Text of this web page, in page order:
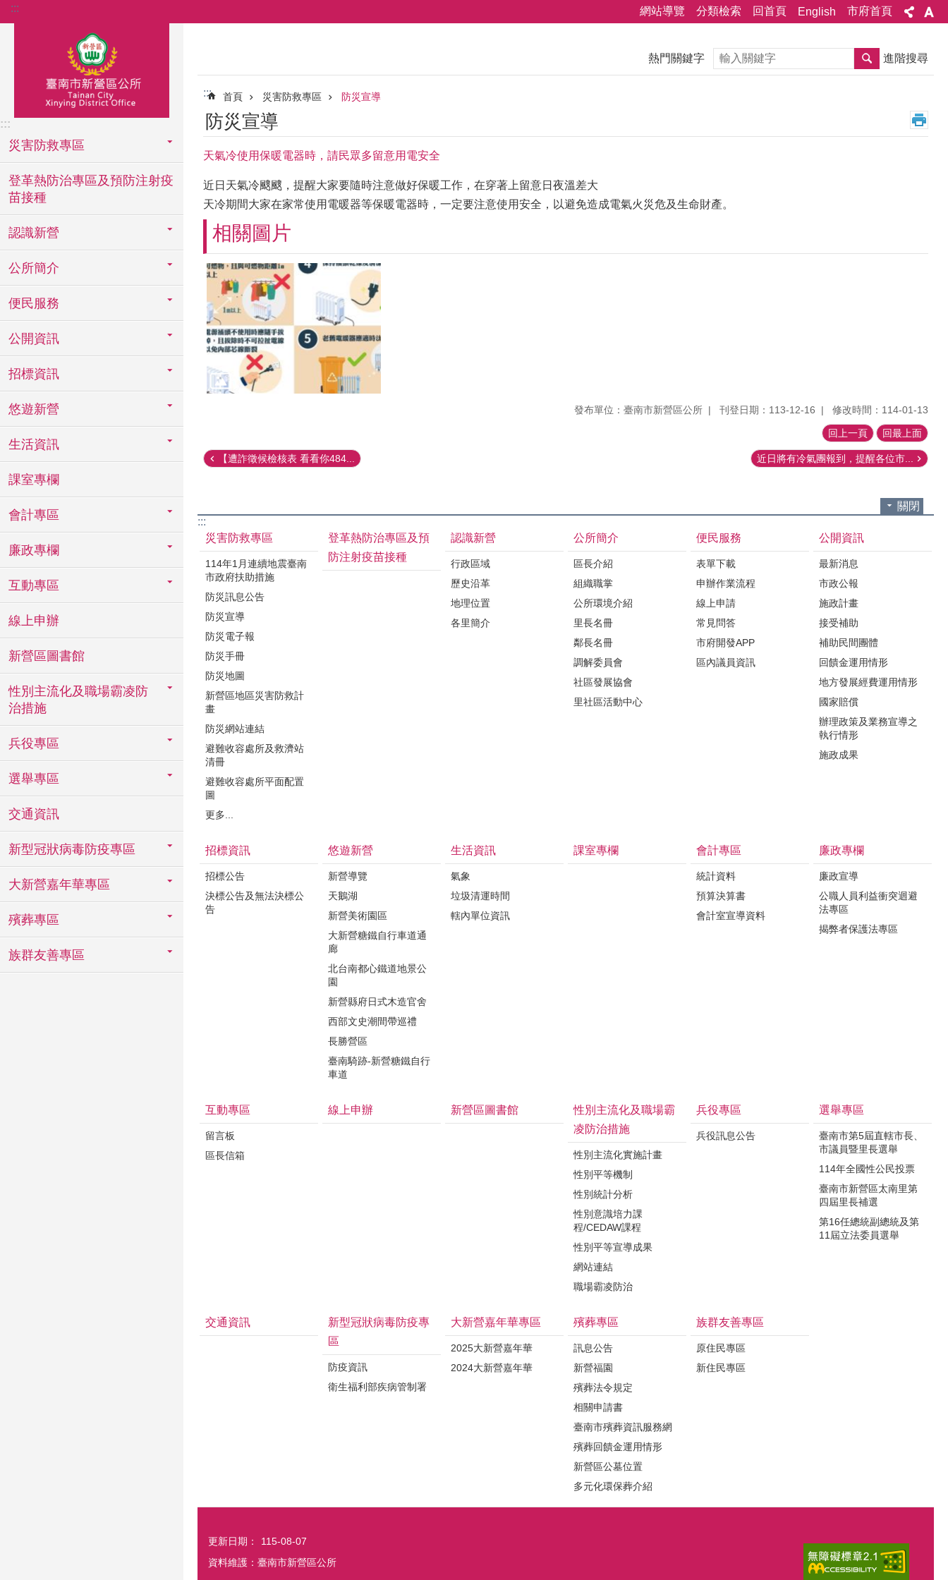
跳到主要內容區塊
::: 網站導覽 分類檢索 回首頁 English 市府首頁
:::
災害防救專區
登革熱防治專區及預防注射疫
苗接種
認識新營
公所簡介
便民服務
公開資訊
招標資訊
悠遊新營
生活資訊
課室專欄
會計專區
廉政專欄
互動專區
線上申辦
新營區圖書館
性別主流化及職場霸凌防
治措施
兵役專區
選舉專區
交通資訊
新型冠狀病毒防疫專區
大新營嘉年華專區
殯葬專區
族群友善專區
熱門關鍵字 搜尋 進階搜尋
::: 首頁 災害防救專區 防災宣導
防災宣導
天氣冷使用保暖電器時，請民眾多留意用電安全
近日天氣冷颼颼，提醒大家要隨時注意做好保暖工作，在穿著上留意日夜溫差大
天冷期間大家在家常使用電暖器等保暖電器時，一定要注意使用安全，以避免造成電氣火災危及生命財產。
相關圖片
發布單位：臺南市新營區公所 刊登日期：113-12-16 修改時間：114-01-13
回上一頁 回最上面
【遭詐徵候檢核表 看看你484... 近日將有冷氣團報到，提醒各位市...
關閉
:::
災害防救專區
114年1月連續地震臺南
市政府扶助措施
防災訊息公告
防災宣導
防災電子報
防災手冊
防災地圖
新營區地區災害防救計
畫
防災網站連結
避難收容處所及救濟站
清冊
避難收容處所平面配置
圖
更多...
登革熱防治專區及預
防注射疫苗接種
認識新營
行政區域
歷史沿革
地理位置
各里簡介
公所簡介
區長介紹
組織職掌
公所環境介紹
里長名冊
鄰長名冊
調解委員會
社區發展協會
里社區活動中心
便民服務
表單下載
申辦作業流程
線上申請
常見問答
市府開發APP
區內議員資訊
公開資訊
最新消息
市政公報
施政計畫
接受補助
補助民間團體
回饋金運用情形
地方發展經費運用情形
國家賠償
辦理政策及業務宣導之
執行情形
施政成果
招標資訊
招標公告
決標公告及無法決標公
告
悠遊新營
新營導覽
天鵝湖
新營美術園區
大新營糖鐵自行車道通
廊
北台南都心鐵道地景公
園
新營縣府日式木造官舍
西部文史潮間帶巡禮
長勝營區
臺南騎跡-新營糖鐵自行
車道
生活資訊
氣象
垃圾清運時間
轄內單位資訊
課室專欄 會計專區
統計資料
預算決算書
會計室宣導資料
廉政專欄
廉政宣導
公職人員利益衝突迴避
法專區
揭弊者保護法專區
互動專區
留言板
區長信箱
線上申辦 新營區圖書館
性別主流化及職場霸
凌防治措施
性別主流化實施計畫
性別平等機制
性別統計分析
性別意識培力課
程/CEDAW課程
性別平等宣導成果
網站連結
職場霸凌防治
兵役專區
兵役訊息公告
選舉專區
臺南市第5屆直轄市長、
市議員暨里長選舉
114年全國性公民投票
臺南市新營區太南里第
四屆里長補選
第16任總統副總統及第
11屆立法委員選舉
交通資訊
新型冠狀病毒防疫專
區
防疫資訊
衛生福利部疾病管制署
大新營嘉年華專區
2025大新營嘉年華
2024大新營嘉年華
殯葬專區
訊息公告
新營福園
殯葬法令規定
相關申請書
臺南市殯葬資訊服務網
殯葬回饋金運用情形
新營區公墓位置
多元化環保葬介紹
族群友善專區
原住民專區
新住民專區
更新日期：
115-08-07
資料維護：臺南市新營區公所